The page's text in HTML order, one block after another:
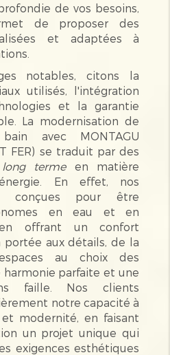
de vos besoins,
de proposer des
et adaptées à
notables, citons la
utilisés, l'intégration
et la garantie
La modernisation de
avec MONTAGU
FER) se traduit par des
termeen matière
En effet, nos
conçues pour être
en eau et en
offrant un confort
aux détails, de la
au choix des
harmonie parfaite et une
faille. Nos clients
notre capacité à
modernité, en faisant
un projet unique qui
exigences esthétiques